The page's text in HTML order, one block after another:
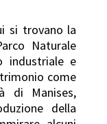
si trovano la
Naturale
industriale e
come
di Manises,
della